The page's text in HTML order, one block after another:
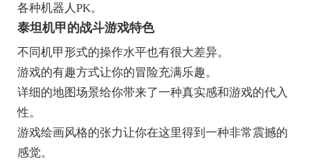
各种机器人PK。
泰坦机甲的战斗游戏特色
不同机甲形式的操作水平也有很大差异。
游戏的有趣方式让你的冒险充满乐趣。
详细的地图场景给你带来了一种真实感和游戏的代入
性。
游戏绘画风格的张力让你在这里得到一种非常震撼的
感觉。